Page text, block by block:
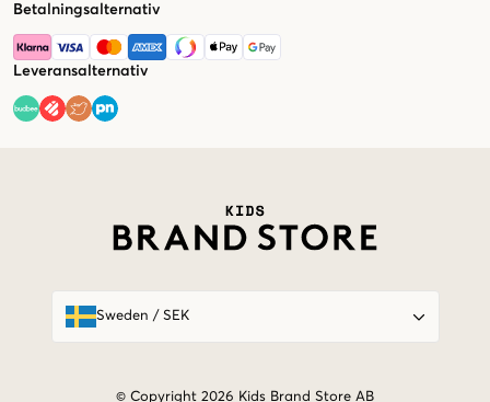
Betalningsalternativ
Leveransalternativ
Sweden / SEK
© Copyright 2026 Kids Brand Store AB